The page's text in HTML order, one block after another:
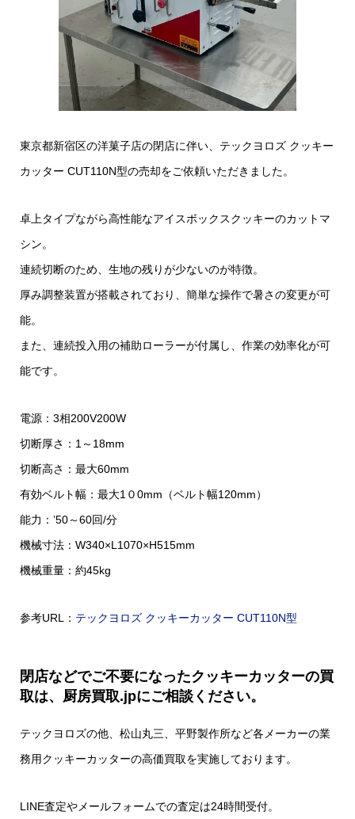
東京都新宿区の洋菓子店の閉店に伴い、テックヨロズ クッキー
カッター CUT110N型の売却をご依頼いただきました。
卓上タイプながら高性能なアイスボックスクッキーのカットマ
シン。
連続切断のため、生地の残りが少ないのが特徴。
厚み調整装置が搭載されており、簡単な操作で暑さの変更が可
能。
また、連続投入用の補助ローラーが付属し、作業の効率化が可
能です。
電源：3相200V200W
切断厚さ：1～18mm
切断高さ：最大60mm
有効ベルト幅：最大1０0mm（ベルト幅120mm）
能力：’50～60回/分
機械寸法：W340×L1070×H515mm
機械重量：約45kg
参考URL： テックヨロズ クッキーカッター CUT110N型
閉店などでご不要になったクッキーカッターの買
取は、厨房買取.jpにご相談ください。
テックヨロズの他、松山丸三、平野製作所など各メーカーの業
務用クッキーカッターの高価買取を実施しております。
LINE査定やメールフォームでの査定は24時間受付。